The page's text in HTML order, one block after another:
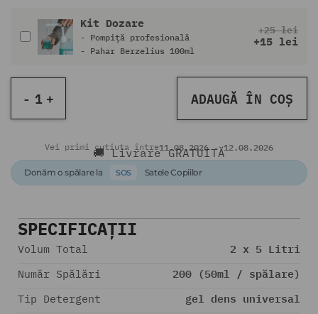
Kit Dozare
- Pompiță profesională
- ⁠⁠Pahar Berzelius 100ml
+25 lei
+15 lei
- + ADAUGĂ ÎN COȘ
Vei primi cutiuța între11.08.2026-12.08.2026
🚚 Livrare GRATUITĂ
Donăm o spălare la SOS Satele Copiilor
SPECIFICAȚII
Volum Total 2 x 5 Litri
Număr Spălări 200 (50ml / spălare)
Tip Detergent gel dens universal